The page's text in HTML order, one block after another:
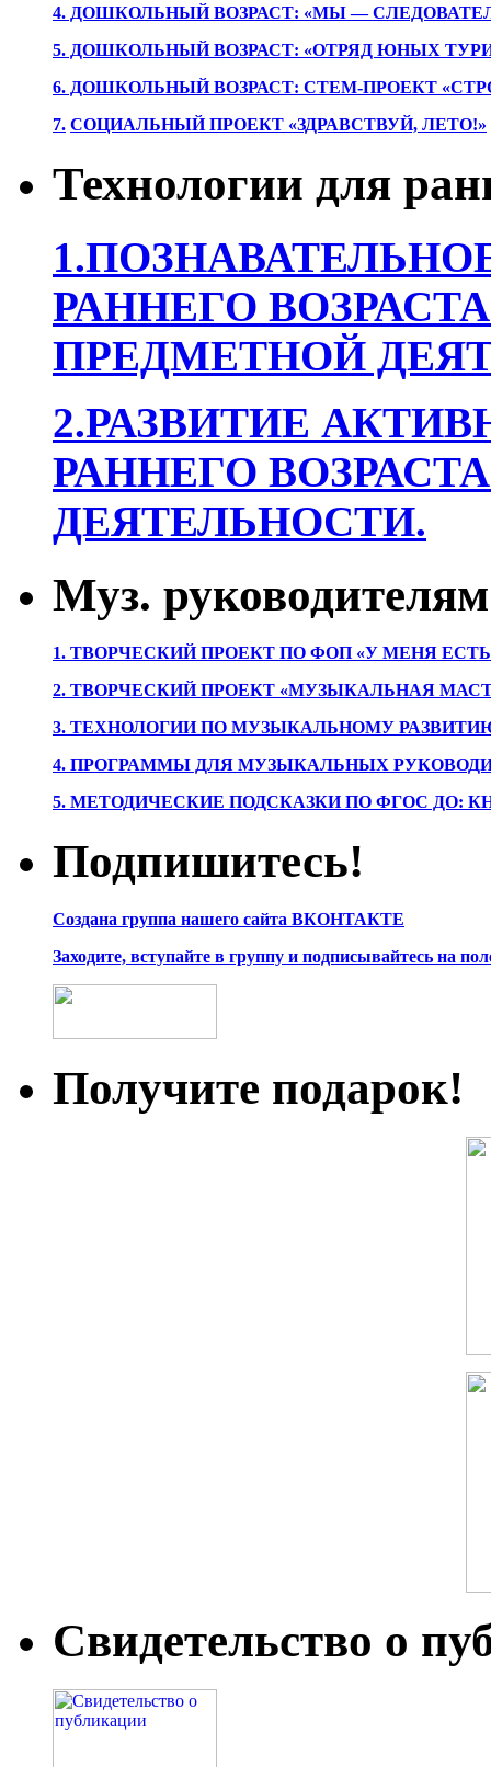
4. ДОШКОЛЬНЫЙ ВОЗРАСТ: «МЫ —
5. ДОШКОЛЬНЫЙ ВОЗРАСТ: «ОТРЯД ЮНЫХ
6. ДОШКОЛЬНЫЙ ВОЗРАСТ: СТЕМ-ПРОЕКТ
7. СОЦИАЛЬНЫЙ ПРОЕКТ «ЗДРАВСТВУЙ, ЛЕТО!»
Технологии для
РАННЕГО
ПРЕДМЕТНОЙ
2.РАЗВИТИЕ
РАННЕГО
ДЕЯТЕЛЬНОСТИ.
Муз. руководителям
1. ТВОРЧЕСКИЙ ПРОЕКТ ПО ФОП «У МЕНЯ
2. ТВОРЧЕСКИЙ ПРОЕКТ «МУЗЫКАЛЬНАЯ
3. ТЕХНОЛОГИИ ПО МУЗЫКАЛЬНОМУ
4. ПРОГРАММЫ ДЛЯ МУЗЫКАЛЬНЫХ
5. МЕТОДИЧЕСКИЕ ПОДСКАЗКИ ПО ФГОС ДО:
Подпишитесь!
Создана группа нашего сайта ВКОНТАКТЕ
Заходите, вступайте в группу и подписывайтесь на
Получите подарок!
Свидетельство о